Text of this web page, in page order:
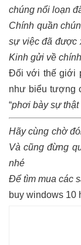
chúng nổi loạn
Chính quần
sự việc đã được
Kinh gửi về
Đối với thế giới
như biểu tượng
“phơi bày sự
Hãy cùng chờ
Và cũng đừng
nhé
Để tìm mua các
buy windows 10